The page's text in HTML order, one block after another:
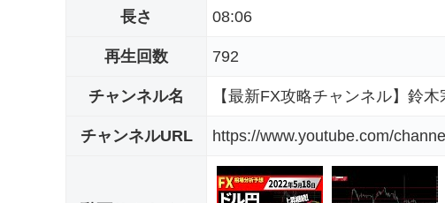
長さ 08:06
再生回数 792
チャンネル名 【最新FX攻略チャンネル】鈴木
チャンネルURL https://www.youtube.com/